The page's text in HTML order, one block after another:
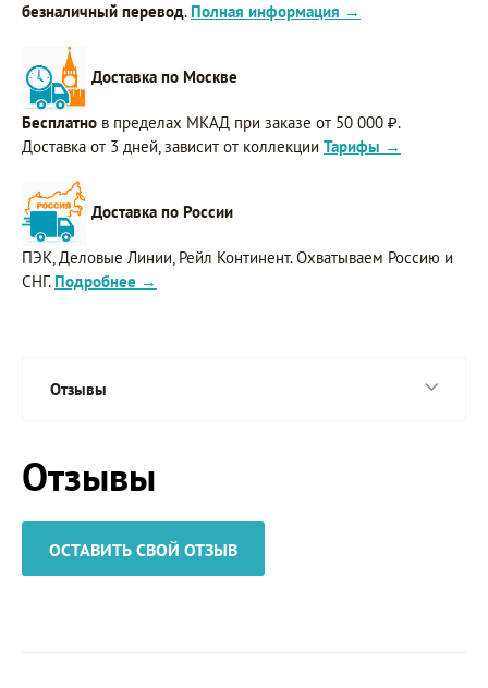
безналичный перевод. Полная информация →
Доставка по Москве
Бесплатно в пределах МКАД при заказе от 50 000 ₽.
Доставка от 3 дней, зависит от коллекции Тарифы →
Доставка по России
ПЭК, Деловые Линии, Рейл Континент. Охватываем Россию и
СНГ. Подробнее →
Отзывы
Отзывы
ОСТАВИТЬ СВОЙ ОТЗЫВ